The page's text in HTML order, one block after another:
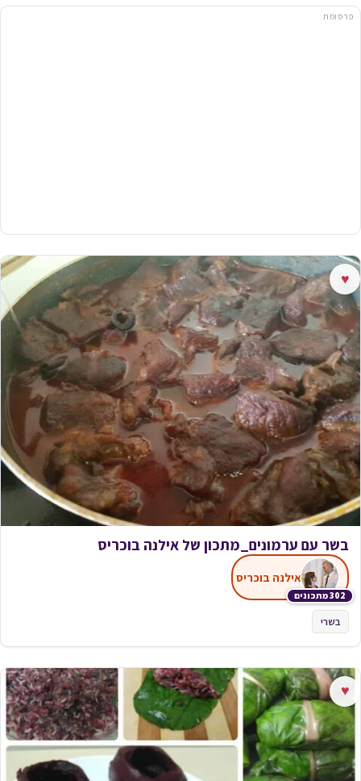
פרסומת
♥
בשר עם ערמונים_מתכון של אילנה בוכריס
302 מתכונים
אילנה בוכריס
בשרי
♥